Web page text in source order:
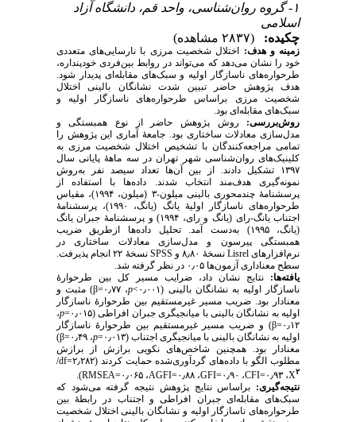
۱- گروه روان‌شناسی، واحد قم، دانشگاه آزاد
اسلامی
چکیده:
(۲۸۳۷ مشاهده)
زمینه ‌و‌ هدف: اختلال شخصیت مرزی با نارسایی‌‌های متعددی
خود را نشان می‌دهد که می‌تواند در روابط بین‌فردی خودپنداره،
طرحواره‌های ناسازگار اولیه و سبک‌های مقابله‌ای پدیدار ‌شود.
هدف پژوهش حاضر تبیین شدت نشانگان بالینی اختلال
شخصیت مرزی براساس طرحواره‌های ناسازگار اولیه و
سبک‌های مقابله‌ای بود.
روش‌بررسی: روش پژوهش حاضر از نوع همبستگی و
مدل‌سازی معادلات ساختاری بود. جامعهٔ آماری این پژوهش را
تمامی مراجعه‌کنندگان با تشخیص اختلال شخصیت مرزی به
کلینیک‌های روان‌شناسی شهر تهران در سه ماههٔ پایانی سال
۱۳۹۷ تشکیل دادند. از بین ‌آن‌ها تعداد سیصد نفر به‌‌روش
نمونه‌گیری هدف‌مند انتخاب شدند. داده‌ها با استفاده از
پرسشنامۀ چندمحوری بالینی میلون-۳ (میلون، ۱۹۹۴)، مقیاس
طرحواره‌های ناسازگار اولیۀ یانگ (یانگ، ۱۹۹۰)، پرسشنامهٔ
اجتناب یانگ-رای (یانگ و رای، ۱۹۹۴) و پرسشنامهٔ جبران یانگ
(یانگ، ۱۹۹۵) به‌دست آمد. تحلیل داده‌ها ازطریق ضریب
همبستگی پیرسون و مدل‌سازی معادلات ساختاری در
نرم‌افزارهای Lisrelنسخهٔ ۸٫۸۰ و SPSS
نسخهٔ ۲۲ انجام پذیرفت.
سطح معناداری آزمون‌ها ۰٫۰۵ در نظر گرفته شد.
یافته‌ها: نتایج نشان داد، ضرایب مسیر کل بین طرحوارهٔ
ناسازگار اولیه به نشانگان بالینی (۰٫۰۰۱>
p، ۰٫۷۷= β
(مثبت و
معنادار بود. ضریب مسیر غیرمستقیم بین طرحوارهٔ ناسازگار
اولیه به نشانگان بالینی با میانجیگری جبران افراطی (۰٫۰۱۵=
p،
۰٫۱۲=
β
(و ضریب مسیر غیرمستقیم بین طرحوارهٔ ناسازگار
اولیه به نشانگان بالینی با میانجیگری اجتناب (۰٫۰۱۳=
p، ۰٫۴۹= β
(
معنادار بود. همچنین شاخص‌های نکویی برازش از برازش
مطلوب الگو با داده‌های گردآوری‌شده حمایت کردند (۲٫۲۸۲=
df
/
۲X، ۰٫۹۳= CFI، ۰٫۹۰= GFI، ۰٫۸۸= AGFI، ۰٫۰۶۵= RMSEA
).
نتیجه‌گیری: براساس نتایج پژوهش نتیجه گرفته می‌شود که
سبک‌های مقابله‌ای جبران افراطی و اجتناب در رابطۀ بین
طرحواره‌های ناسازگار اولیه و نشانگان بالینی اختلال شخصیت